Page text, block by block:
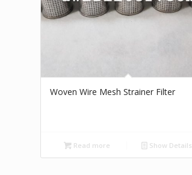
Woven Wire Mesh Strainer Filter
Read more Show Details